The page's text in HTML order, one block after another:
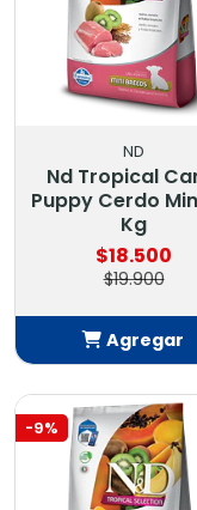
ND
Nd Tropical
Puppy Cerdo
Kg
$18.500
$19.900
Agregar
Añadido
-9%